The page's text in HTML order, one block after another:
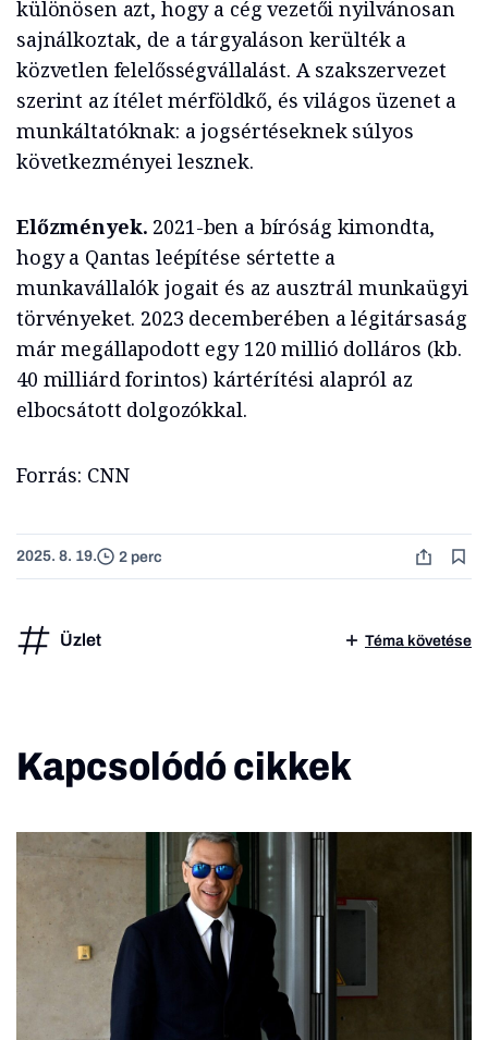
különösen azt, hogy a cég vezetői nyilvánosan
sajnálkoztak, de a tárgyaláson kerülték a
közvetlen felelősségvállalást. A szakszervezet
szerint az ítélet mérföldkő, és világos üzenet a
munkáltatóknak: a jogsértéseknek súlyos
következményei lesznek.
Előzmények. 2021-ben a bíróság kimondta,
hogy a Qantas leépítése sértette a
munkavállalók jogait és az ausztrál munkaügyi
törvényeket. 2023 decemberében a légitársaság
már megállapodott egy 120 millió dolláros (kb.
40 milliárd forintos) kártérítési alapról az
elbocsátott dolgozókkal.
Forrás: CNN
2025. 8. 19. 2 perc
Üzlet Téma követése
Kapcsolódó cikkek